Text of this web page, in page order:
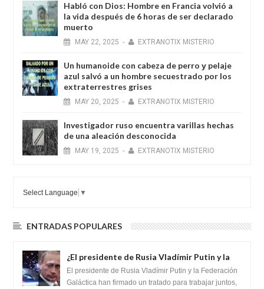
Habló con Dios: Hombre en Francia volvió a
la vida después de 6 horas de ser declarado
muerto
MAY 22, 2025 - EXTRANOTIX MISTERIO
Un humanoide con cabeza de perro у pelaje
azul salvó a un hombre secuestrado por los
extraterrestres grises
MAY 20, 2025 - EXTRANOTIX MISTERIO
Investigador ruso encuentra varillas hechas
de una aleación desconocida
MAY 19, 2025 - EXTRANOTIX MISTERIO
Select Language ▼
ENTRADAS POPULARES
¿El presidente de Rusia Vladímir Putin y la
Federación Galactica han firmado un
tratado para acabar con los Sionistas?
El presidente de Rusia Vladímir Putin y la Federación
Galáctica han firmado un tratado para trabajar juntos,